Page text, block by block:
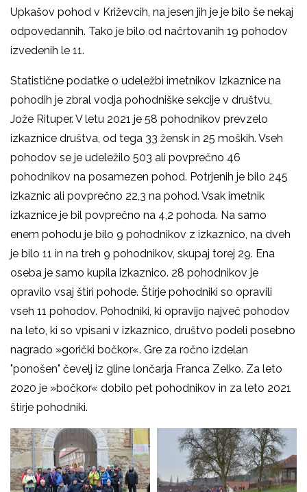
Upkašov pohod v Križevcih, na jesen jih je je bilo še nekaj
odpovedannih. Tako je bilo od načrtovanih 19 pohodov
izvedenih le 11.
Statistične podatke o udeležbi imetnikov Izkaznice na
pohodih je zbral vodja pohodniške sekcije v društvu,
Jože Rituper. V letu 2021 je 58 pohodnikov prevzelo
izkaznice društva, od tega 33 žensk in 25 moških. Vseh
pohodov se je udeležilo 503 ali povprečno 46
pohodnikov na posamezen pohod. Potrjenih je bilo 245
izkaznic ali povprečno 22,3 na pohod. Vsak imetnik
izkaznice je bil povprečno na 4,2 pohoda. Na samo
enem pohodu je bilo 9 pohodnikov z izkaznico, na dveh
je bilo 11 in na treh 9 pohodnikov, skupaj torej 29. Ena
oseba je samo kupila izkaznico. 28 pohodnikov je
opravilo vsaj štiri pohode. Štirje pohodniki so opravili
vseh 11 pohodov. Pohodniki, ki opravijo največ pohodov
na leto, ki so vpisani v izkaznico, društvo podeli posebno
nagrado »gorički bočkor«. Gre za ročno izdelan
"ponošen" čevelj iz gline lončarja Franca Zelko. Za leto
2020 je »bočkor« dobilo pet pohodnikov in za leto 2021
štirje pohodniki.